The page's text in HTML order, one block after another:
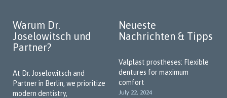
Warum Dr.
Joselowitsch und
Partner?
At Dr. Joselowitsch and
Partner in Berlin, we prioritize
modern dentistry,
Neueste
Nachrichten & Tipps
Valplast prostheses: Flexible
dentures for maximum
comfort
July 22, 2024